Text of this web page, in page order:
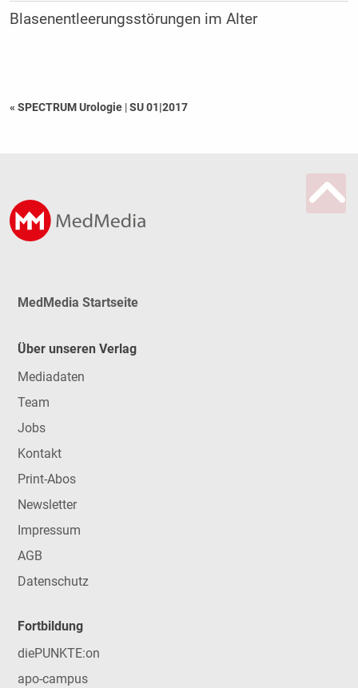
Blasenentleerungsstörungen im Alter
« SPECTRUM Urologie |SU 01|2017
MedMedia Startseite
Über unseren Verlag
Mediadaten
Team
Jobs
Kontakt
Print-Abos
Newsletter
Impressum
AGB
Datenschutz
Fortbildung
diePUNKTE:on
apo-campus